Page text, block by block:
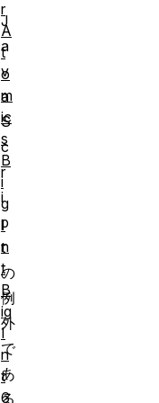
J
a
v
a
S
c
r
i
p
t
の
例
外
で
あ
る
r
A
t
o
m
ic
s
B
i
g
I
n
t
B
ig
I
n
t
6